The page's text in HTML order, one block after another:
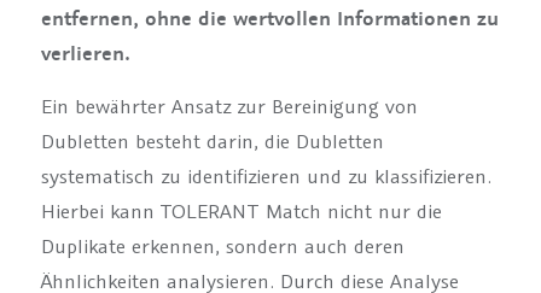
entfernen, ohne die wertvollen Informationen zu
verlieren.
Ein bewährter Ansatz zur Bereinigung von
Dubletten besteht darin, die Dubletten
systematisch zu identifizieren und zu klassifizieren.
Hierbei kann TOLERANT Match nicht nur die
Duplikate erkennen, sondern auch deren
Ähnlichkeiten analysieren. Durch diese Analyse